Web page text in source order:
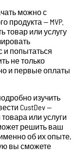
можно с
продукта — MVP.
товар или услугу
и попытаться
не только
и первые оплаты
изучить
CustDev —
или услуги
решить ваш
об их опыте,
вы сможете